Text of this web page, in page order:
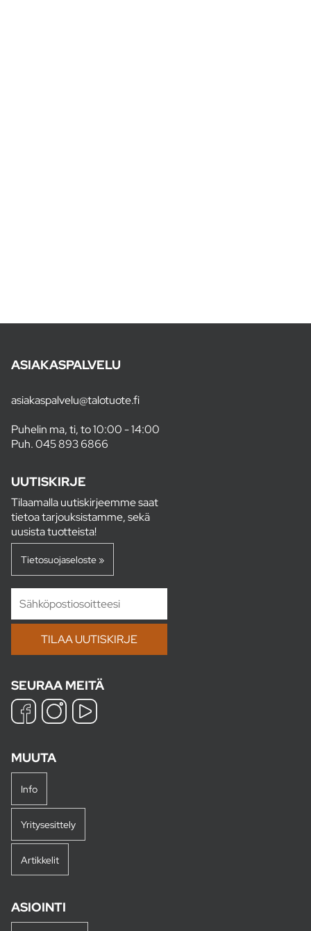
ASIAKASPALVELU
asiakaspalvelu@talotuote.fi
Puhelin ma, ti, to 10:00 - 14:00
Puh.045 893 6866
UUTISKIRJE
Tilaamalla uutiskirjeemme saat
tietoa tarjouksistamme, sekä
uusista tuotteista!
Tietosuojaseloste »
SEURAA MEITÄ
MUUTA
Info
Yritysesittely
Artikkelit
ASIOINTI